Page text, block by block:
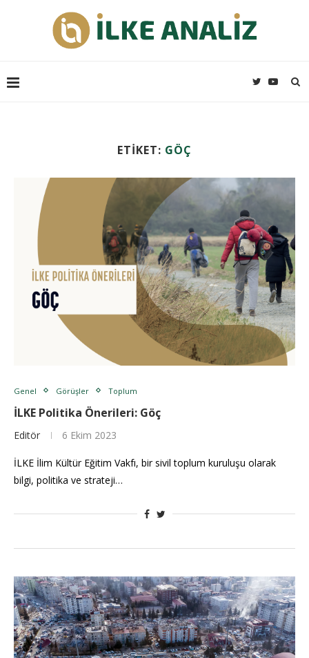
ETIKET: GÖÇ
Genel Görüşler Toplum
İLKE Politika Önerileri: Göç
Editör 6 Ekim 2023
İLKE İlim Kültür Eğitim Vakfı, bir sivil toplum kuruluşu olarak
bilgi, politika ve strateji…